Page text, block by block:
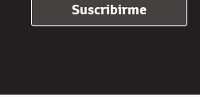
Suscribirme